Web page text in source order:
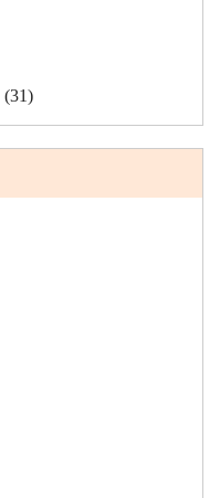
(31)